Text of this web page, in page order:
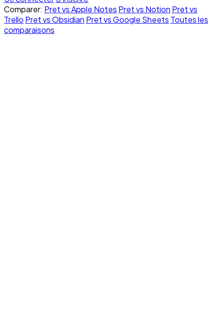
Comparer: Pret vs Apple Notes Pret vs Notion Pret vs
Trello Pret vs Obsidian Pret vs Google Sheets Toutes les
comparaisons